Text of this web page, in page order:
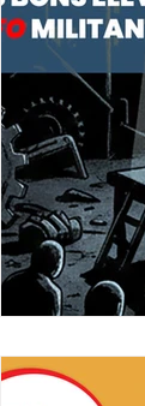
SPASEEN
SERVICES
SERVICE PUBLIC